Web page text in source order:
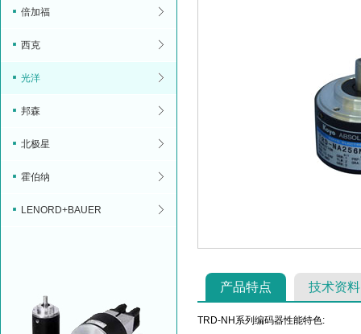
倍加福
西克
光洋
邦森
北极星
霍伯纳
LENORD+BAUER
产品特点 技术资料
TRD-NH系列编码器性能特色: